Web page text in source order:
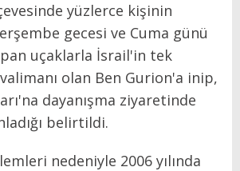
yüzlerce kişinin
gecesi ve Cuma günü
uçaklarla İsrail'in tek
olan Ben Gurion'a inip,
dayanışma ziyaretinde
belirtildi.
nedeniyle 2006 yılında